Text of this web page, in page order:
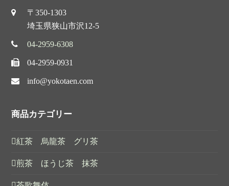
〒350-1303
埼玉県狭山市沢12-5
04-2959-6308
04-2959-0931
info@yokotaen.com
商品カテゴリー
紅茶 烏龍茶 グリ茶
煎茶 ほうじ茶 抹茶